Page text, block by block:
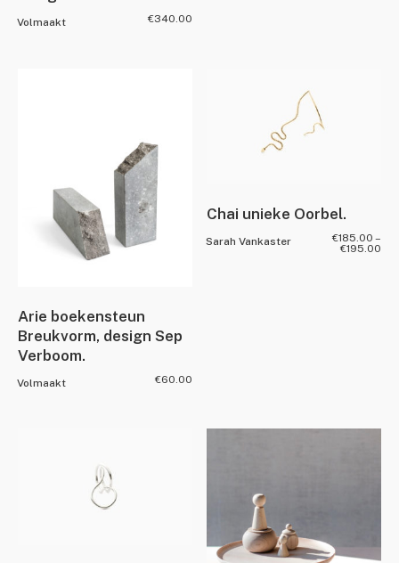
Volmaakt €340.00
Arie boekensteun
Breukvorm, design Sep
Verboom.
Volmaakt €60.00
Chai unieke Oorbel.
Sarah Vankaster €185.00 –
€195.00